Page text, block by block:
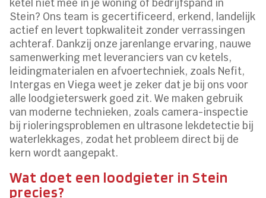
ketel niet mee in je woning of bedrijfspand in
Stein? Ons team is gecertificeerd, erkend, landelijk
actief en levert topkwaliteit zonder verrassingen
achteraf. Dankzij onze jarenlange ervaring, nauwe
samenwerking met leveranciers van cv ketels,
leidingmaterialen en afvoertechniek, zoals Nefit,
Intergas en Viega weet je zeker dat je bij ons voor
alle loodgieterswerk goed zit. We maken gebruik
van moderne technieken, zoals camera-inspectie
bij rioleringsproblemen en ultrasone lekdetectie bij
waterlekkages, zodat het probleem direct bij de
kern wordt aangepakt.
Wat doet een loodgieter in Stein
precies?